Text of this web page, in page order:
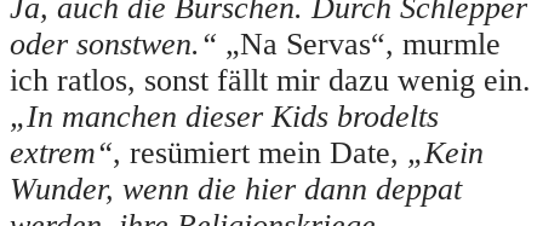
Ja, auch die Burschen. Durch Schlepper
oder sonstwen.“ „Na Servas“, murmle
ich ratlos, sonst fällt mir dazu wenig ein.
„In manchen dieser Kids brodelts
extrem“, resümiert mein Date, „Kein
Wunder, wenn die hier dann deppat